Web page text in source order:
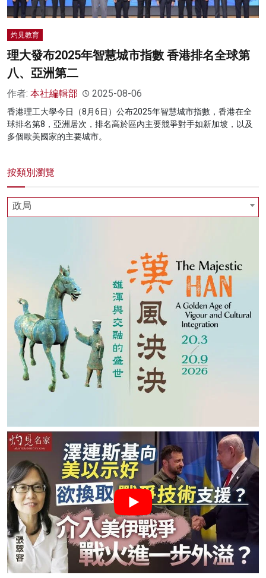
灼見教育
理大發布2025年智慧城市指數 香港排名全球第
八、亞洲第二
作者: 本社編輯部 2025-08-06
香港理工大學今日（8月6日）公布2025年智慧城市指數，香港在全
球排名第8，亞洲居次，排名高於區內主要競爭對手如新加坡，以及
多個歐美國家的主要城市。
按類別瀏覽
政局